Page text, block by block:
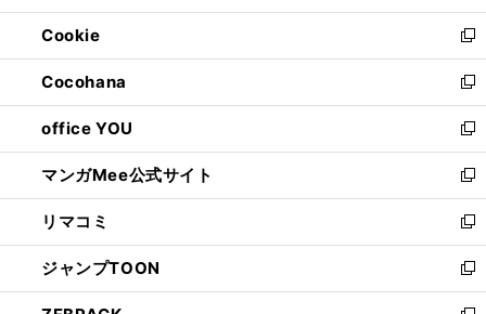
開
く
ウ
で
開
く
ン
ド
ウ
で
開
く
ウ
ィ
ン
ド
ウ
で
開
く
Cookie
新
し
い
ウ
ィ
ン
ド
ウ
で
開
く
Cocohana
新
し
い
ウ
ィ
ン
ド
ウ
で
開
office YOU
新
し
い
ウ
ィ
ン
ド
ウ
マンガMee公式サイト
新
し
い
ウ
ィ
ン
リマコミ
新
し
い
ウ
ジャンプTOON
新
し